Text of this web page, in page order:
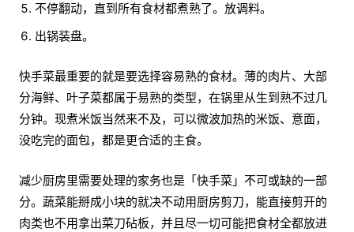
不停翻动，直到所有食材都煮熟了。放调料。
出锅装盘。
快手菜最重要的就是要选择容易熟的食材。薄的肉片、大部
分海鲜、叶子菜都属于易熟的类型，在锅里从生到熟不过几
分钟。现煮米饭当然来不及，可以微波加热的米饭、意面，
没吃完的面包，都是更合适的主食。
减少厨房里需要处理的家务也是「快手菜」不可或缺的一部
分。蔬菜能掰成小块的就决不动用厨房剪刀，能直接剪开的
肉类也不用拿出菜刀砧板，并且尽一切可能把食材全都放进